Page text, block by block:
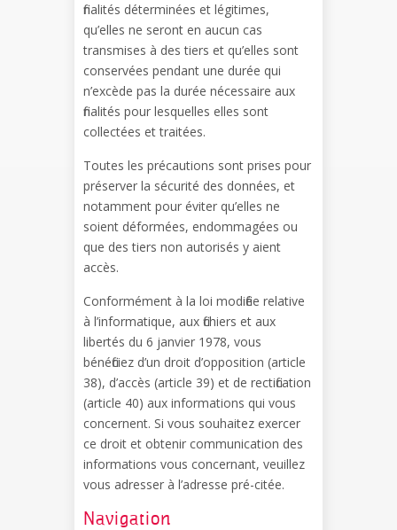
finalités déterminées et légitimes,
qu’elles ne seront en aucun cas
transmises à des tiers et qu’elles sont
conservées pendant une durée qui
n’excède pas la durée nécessaire aux
finalités pour lesquelles elles sont
collectées et traitées.
Toutes les précautions sont prises pour
préserver la sécurité des données, et
notamment pour éviter qu’elles ne
soient déformées, endommagées ou
que des tiers non autorisés y aient
accès.
Conformément à la loi modifiée relative
à l’informatique, aux fichiers et aux
libertés du 6 janvier 1978, vous
bénéficiez d’un droit d’opposition (article
38), d’accès (article 39) et de rectification
(article 40) aux informations qui vous
concernent. Si vous souhaitez exercer
ce droit et obtenir communication des
informations vous concernant, veuillez
vous adresser à l’adresse pré-citée.
Navigation